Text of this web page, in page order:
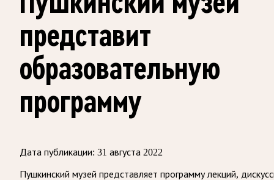
представит
образовательную
программу
Дата публикации: 31 августа 2022
Пушкинский музей представляет программу лекций,